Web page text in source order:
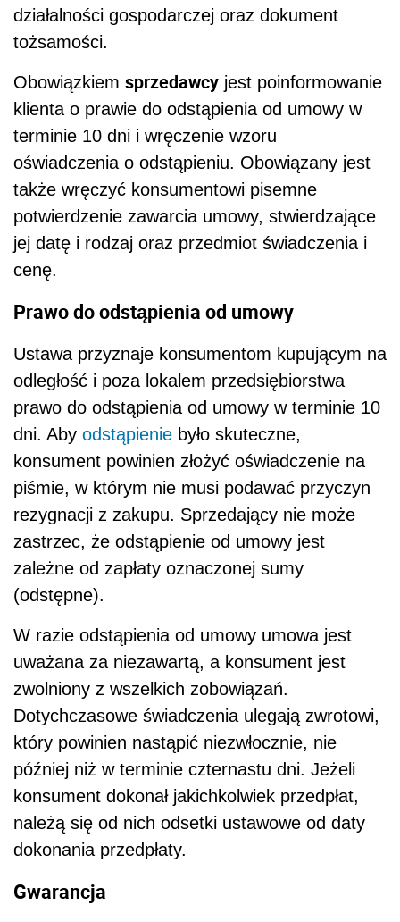
działalności gospodarczej oraz dokument
tożsamości.
Obowiązkiem sprzedawcy jest poinformowanie
klienta o prawie do odstąpienia od umowy w
terminie 10 dni i wręczenie wzoru
oświadczenia o odstąpieniu. Obowiązany jest
także wręczyć konsumentowi pisemne
potwierdzenie zawarcia umowy, stwierdzające
jej datę i rodzaj oraz przedmiot świadczenia i
cenę.
Prawo do odstąpienia od umowy
Ustawa przyznaje konsumentom kupującym na
odległość i poza lokalem przedsiębiorstwa
prawo do odstąpienia od umowy w terminie 10
dni. Aby odstąpienie było skuteczne,
konsument powinien złożyć oświadczenie na
piśmie, w którym nie musi podawać przyczyn
rezygnacji z zakupu. Sprzedający nie może
zastrzec, że odstąpienie od umowy jest
zależne od zapłaty oznaczonej sumy
(odstępne).
W razie odstąpienia od umowy umowa jest
uważana za niezawartą, a konsument jest
zwolniony z wszelkich zobowiązań.
Dotychczasowe świadczenia ulegają zwrotowi,
który powinien nastąpić niezwłocznie, nie
później niż w terminie czternastu dni. Jeżeli
konsument dokonał jakichkolwiek przedpłat,
należą się od nich odsetki ustawowe od daty
dokonania przedpłaty.
Gwarancja